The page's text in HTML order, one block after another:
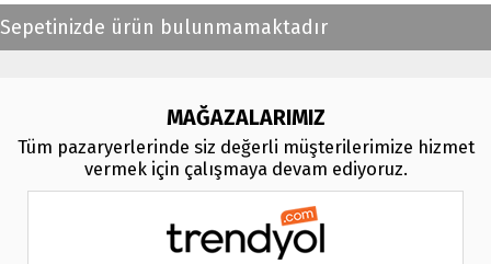
Sepetinizde ürün bulunmamaktadır
MAĞAZALARIMIZ
Tüm pazaryerlerinde siz değerli müşterilerimize hizmet
vermek için çalışmaya devam ediyoruz.